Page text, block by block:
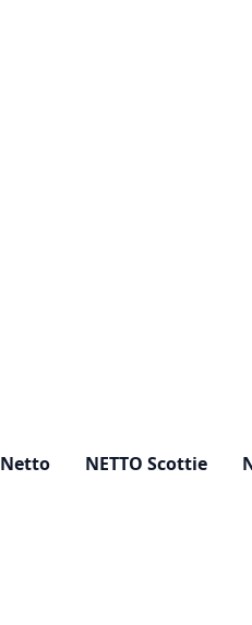
Netto NETTO Scottie